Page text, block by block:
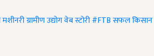
मशीनरीग्रामीण उद्योगवेब स्टोरी#FTBसफल किसान